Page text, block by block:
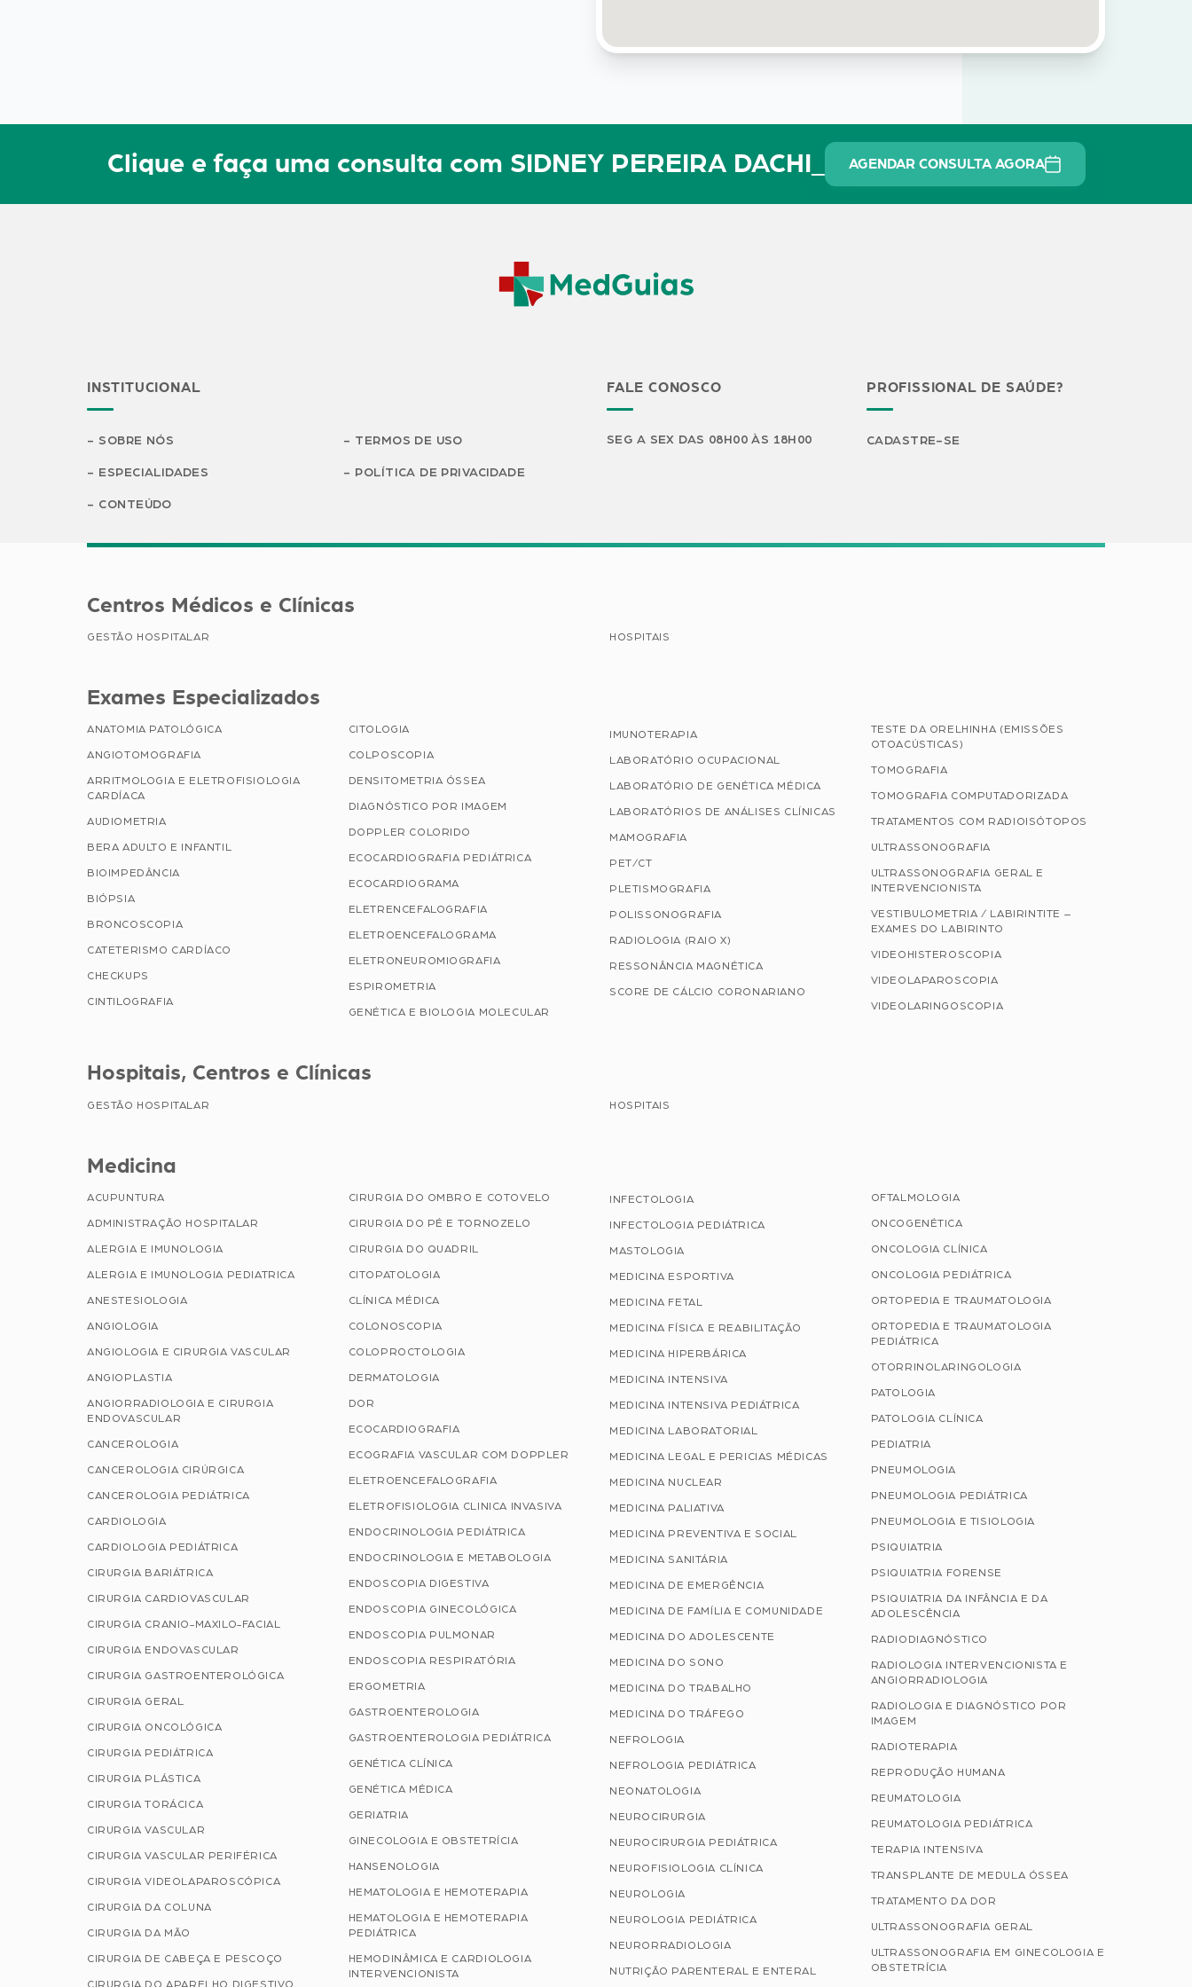
Clique e faça uma consulta com SIDNEY PEREIRA DACHI_ AGENDAR CONSULTA AGORA
INSTITUCIONAL
SOBRE NÓS
ESPECIALIDADES
CONTEÚDO
TERMOS DE USO
POLÍTICA DE PRIVACIDADE
FALE CONOSCO
SEG A SEX DAS 08H00 ÀS 18H00
PROFISSIONAL DE SAÚDE?
CADASTRE-SE
Centros Médicos e Clínicas
GESTÃO HOSPITALAR HOSPITAIS
Exames Especializados
ANATOMIA PATOLÓGICA
ANGIOTOMOGRAFIA
ARRITMOLOGIA E ELETROFISIOLOGIA
CARDÍACA
AUDIOMETRIA
BERA ADULTO E INFANTIL
BIOIMPEDÂNCIA
BIÓPSIA
BRONCOSCOPIA
CATETERISMO CARDÍACO
CHECKUPS
CINTILOGRAFIA
CITOLOGIA
COLPOSCOPIA
DENSITOMETRIA ÓSSEA
DIAGNÓSTICO POR IMAGEM
DOPPLER COLORIDO
ECOCARDIOGRAFIA PEDIÁTRICA
ECOCARDIOGRAMA
ELETRENCEFALOGRAFIA
ELETROENCEFALOGRAMA
ELETRONEUROMIOGRAFIA
ESPIROMETRIA
GENÉTICA E BIOLOGIA MOLECULAR
IMUNOTERAPIA
LABORATÓRIO OCUPACIONAL
LABORATÓRIO DE GENÉTICA MÉDICA
LABORATÓRIOS DE ANÁLISES CLÍNICAS
MAMOGRAFIA
PET/CT
PLETISMOGRAFIA
POLISSONOGRAFIA
RADIOLOGIA (RAIO X)
RESSONÂNCIA MAGNÉTICA
SCORE DE CÁLCIO CORONARIANO
TESTE DA ORELHINHA (EMISSÕES
OTOACÚSTICAS)
TOMOGRAFIA
TOMOGRAFIA COMPUTADORIZADA
TRATAMENTOS COM RADIOISÓTOPOS
ULTRASSONOGRAFIA
ULTRASSONOGRAFIA GERAL E
INTERVENCIONISTA
VESTIBULOMETRIA / LABIRINTITE –
EXAMES DO LABIRINTO
VIDEOHISTEROSCOPIA
VIDEOLAPAROSCOPIA
VIDEOLARINGOSCOPIA
Hospitais, Centros e Clínicas
GESTÃO HOSPITALAR HOSPITAIS
Medicina
ACUPUNTURA
ADMINISTRAÇÃO HOSPITALAR
ALERGIA E IMUNOLOGIA
ALERGIA E IMUNOLOGIA PEDIATRICA
ANESTESIOLOGIA
ANGIOLOGIA
ANGIOLOGIA E CIRURGIA VASCULAR
ANGIOPLASTIA
ANGIORRADIOLOGIA E CIRURGIA
ENDOVASCULAR
CANCEROLOGIA
CANCEROLOGIA CIRÚRGICA
CANCEROLOGIA PEDIÁTRICA
CARDIOLOGIA
CARDIOLOGIA PEDIÁTRICA
CIRURGIA BARIÁTRICA
CIRURGIA CARDIOVASCULAR
CIRURGIA CRANIO-MAXILO-FACIAL
CIRURGIA ENDOVASCULAR
CIRURGIA GASTROENTEROLÓGICA
CIRURGIA GERAL
CIRURGIA ONCOLÓGICA
CIRURGIA PEDIÁTRICA
CIRURGIA PLÁSTICA
CIRURGIA TORÁCICA
CIRURGIA VASCULAR
CIRURGIA VASCULAR PERIFÉRICA
CIRURGIA VIDEOLAPAROSCÓPICA
CIRURGIA DA COLUNA
CIRURGIA DA MÃO
CIRURGIA DE CABEÇA E PESCOÇO
CIRURGIA DO APARELHO DIGESTIVO
CIRURGIA DO OMBRO E COTOVELO
CIRURGIA DO PÉ E TORNOZELO
CIRURGIA DO QUADRIL
CITOPATOLOGIA
CLÍNICA MÉDICA
COLONOSCOPIA
COLOPROCTOLOGIA
DERMATOLOGIA
DOR
ECOCARDIOGRAFIA
ECOGRAFIA VASCULAR COM DOPPLER
ELETROENCEFALOGRAFIA
ELETROFISIOLOGIA CLINICA INVASIVA
ENDOCRINOLOGIA PEDIÁTRICA
ENDOCRINOLOGIA E METABOLOGIA
ENDOSCOPIA DIGESTIVA
ENDOSCOPIA GINECOLÓGICA
ENDOSCOPIA PULMONAR
ENDOSCOPIA RESPIRATÓRIA
ERGOMETRIA
GASTROENTEROLOGIA
GASTROENTEROLOGIA PEDIÁTRICA
GENÉTICA CLÍNICA
GENÉTICA MÉDICA
GERIATRIA
GINECOLOGIA E OBSTETRÍCIA
HANSENOLOGIA
HEMATOLOGIA E HEMOTERAPIA
HEMATOLOGIA E HEMOTERAPIA
PEDIÁTRICA
HEMODINÂMICA E CARDIOLOGIA
INTERVENCIONISTA
INFECTOLOGIA
INFECTOLOGIA PEDIÁTRICA
MASTOLOGIA
MEDICINA ESPORTIVA
MEDICINA FETAL
MEDICINA FÍSICA E REABILITAÇÃO
MEDICINA HIPERBÁRICA
MEDICINA INTENSIVA
MEDICINA INTENSIVA PEDIÁTRICA
MEDICINA LABORATORIAL
MEDICINA LEGAL E PERICIAS MÉDICAS
MEDICINA NUCLEAR
MEDICINA PALIATIVA
MEDICINA PREVENTIVA E SOCIAL
MEDICINA SANITÁRIA
MEDICINA DE EMERGÊNCIA
MEDICINA DE FAMÍLIA E COMUNIDADE
MEDICINA DO ADOLESCENTE
MEDICINA DO SONO
MEDICINA DO TRABALHO
MEDICINA DO TRÁFEGO
NEFROLOGIA
NEFROLOGIA PEDIÁTRICA
NEONATOLOGIA
NEUROCIRURGIA
NEUROCIRURGIA PEDIÁTRICA
NEUROFISIOLOGIA CLÍNICA
NEUROLOGIA
NEUROLOGIA PEDIÁTRICA
NEURORRADIOLOGIA
NUTRIÇÃO PARENTERAL E ENTERAL
OFTALMOLOGIA
ONCOGENÉTICA
ONCOLOGIA CLÍNICA
ONCOLOGIA PEDIÁTRICA
ORTOPEDIA E TRAUMATOLOGIA
ORTOPEDIA E TRAUMATOLOGIA
PEDIÁTRICA
OTORRINOLARINGOLOGIA
PATOLOGIA
PATOLOGIA CLÍNICA
PEDIATRIA
PNEUMOLOGIA
PNEUMOLOGIA PEDIÁTRICA
PNEUMOLOGIA E TISIOLOGIA
PSIQUIATRIA
PSIQUIATRIA FORENSE
PSIQUIATRIA DA INFÂNCIA E DA
ADOLESCÊNCIA
RADIODIAGNÓSTICO
RADIOLOGIA INTERVENCIONISTA E
ANGIORRADIOLOGIA
RADIOLOGIA E DIAGNÓSTICO POR
IMAGEM
RADIOTERAPIA
REPRODUÇÃO HUMANA
REUMATOLOGIA
REUMATOLOGIA PEDIÁTRICA
TERAPIA INTENSIVA
TRANSPLANTE DE MEDULA ÓSSEA
TRATAMENTO DA DOR
ULTRASSONOGRAFIA GERAL
ULTRASSONOGRAFIA EM GINECOLOGIA E
OBSTETRÍCIA